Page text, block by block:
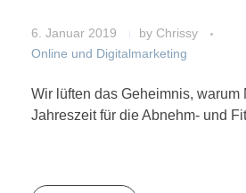
6. Januar 2019 by Chrissy
Online und Digitalmarketing
Wir lüften das Geheimnis, warum
Jahreszeit für die Abnehm- und